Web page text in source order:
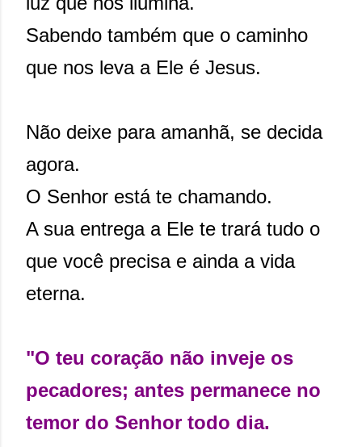
Sabendo também que o caminho
que nos leva a Ele é Jesus.
Não deixe para amanhã, se decida
agora.
O Senhor está te chamando.
A sua entrega a Ele te trará tudo o
que você precisa e ainda a vida
eterna.
"O teu coração não inveje os
pecadores; antes permanece no
temor do Senhor todo dia.